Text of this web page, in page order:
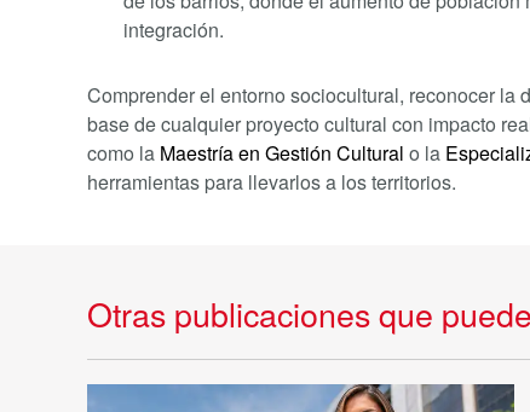
integración.
Comprender el entorno sociocultural, reconocer la
base de cualquier proyecto cultural con impacto
como la Maestría en Gestión Cultural o la
herramientas para llevarlos a los territorios.
Otras publicaciones que